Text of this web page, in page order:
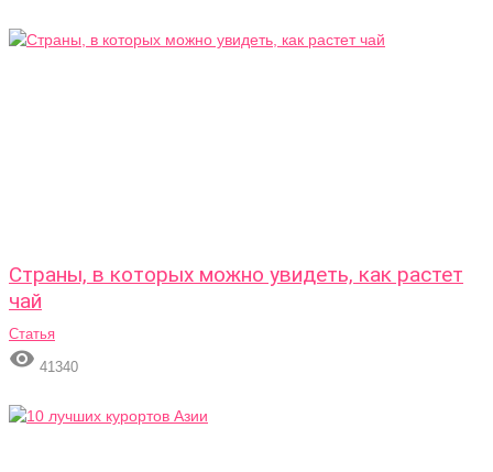
Страны, в которых можно увидеть, как растет
чай
Статья
 41340